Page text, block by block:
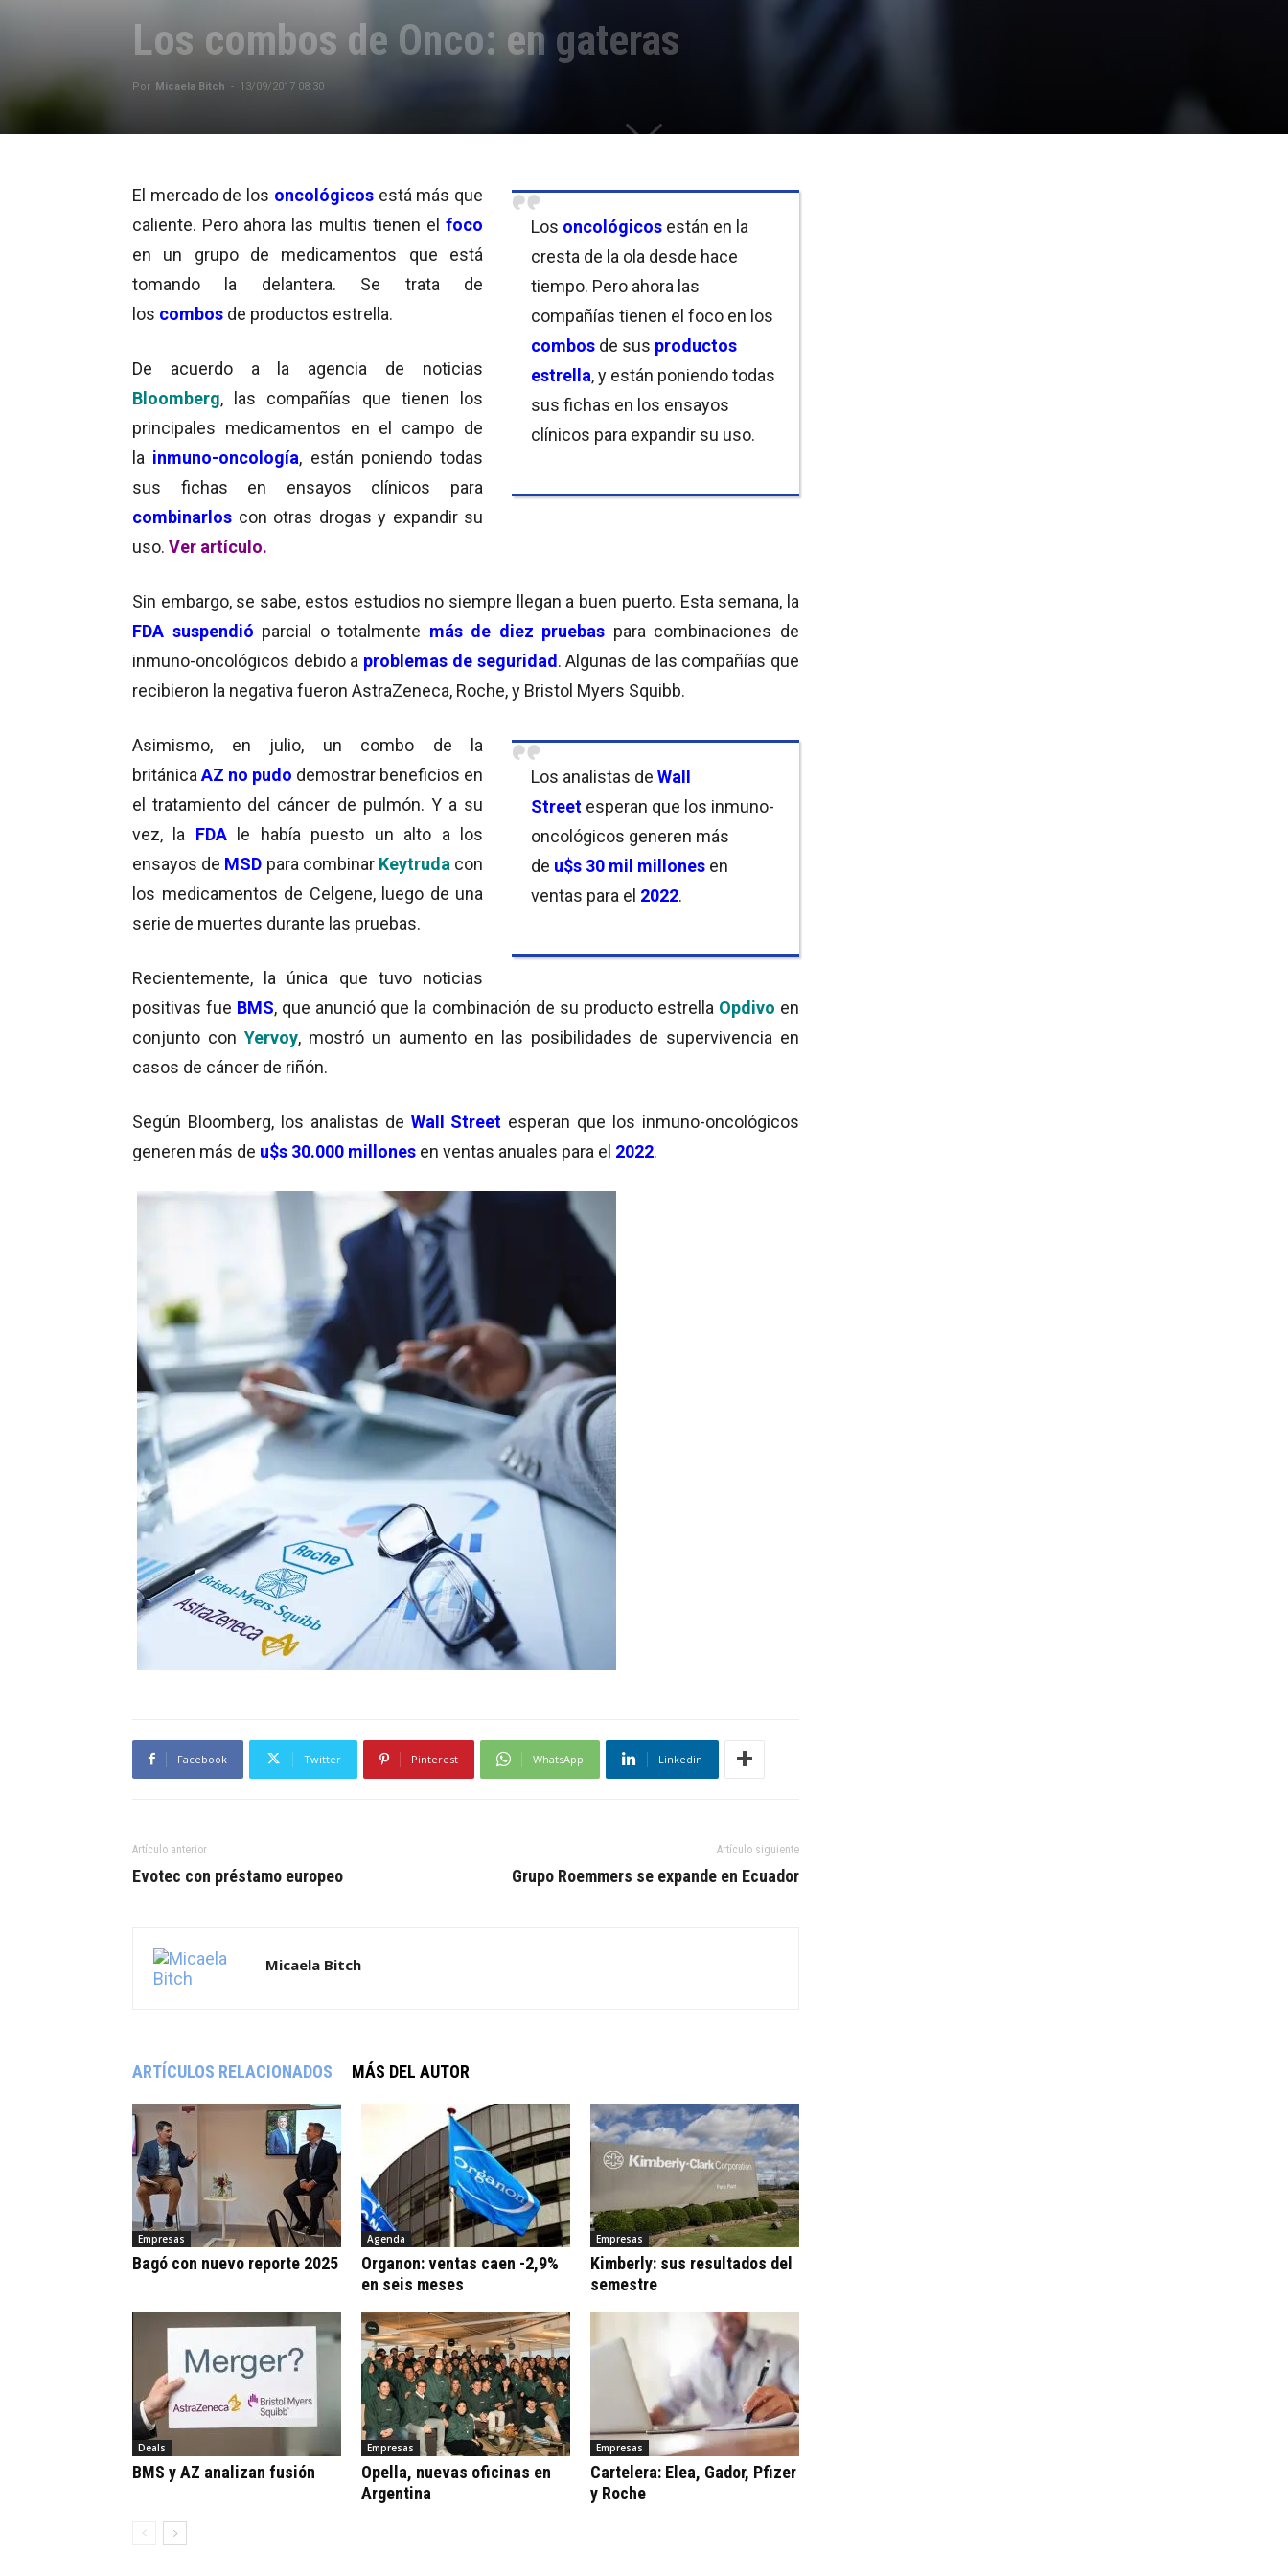
Los combos de Onco: en gateras
Por Micaela Bitch - 13/09/2017 08:30
Los oncológicos están en la
cresta de la ola desde hace
tiempo. Pero ahora las
compañías tienen el foco en los
combos de sus productos
estrella, y están poniendo todas
sus fichas en los ensayos
clínicos para expandir su uso.
El mercado de los oncológicosestá más que
caliente. Pero ahora las multis tienen el foco
en un grupo de medicamentos que está
tomando la delantera. Se trata de
los combos de productos estrella.
De acuerdo a la agencia de noticias
Bloomberg, las compañías que tienen los
principales medicamentos en el campo de
la inmuno-oncología, están poniendo todas
sus fichas en ensayos clínicos para
combinarlos con otras drogas y expandir su
uso. Ver artículo.
Sin embargo, se sabe, estos estudios no siempre llegan a buen puerto. Esta semana, la
FDA suspendió parcial o totalmente más de diez pruebas para combinaciones de
inmuno-oncológicos debido a problemas de seguridad. Algunas de las compañías que
recibieron la negativa fueron AstraZeneca, Roche, y Bristol Myers Squibb.
Los analistas de Wall
Street esperan que los inmuno-
oncológicos generen más
de u$s 30 mil millones en
ventas para el 2022.
Asimismo, en julio, un combo de la
británica AZ no pudo demostrar beneficios en
el tratamiento del cáncer de pulmón. Y a su
vez, la FDAle había puesto un alto a los
ensayos de MSD para combinar Keytruda con
los medicamentos de Celgene, luego de una
serie de muertes durante las pruebas.
Recientemente, la única que tuvo noticias
positivas fue BMS, que anunció que la combinación de su producto estrella Opdivo en
conjunto con Yervoy, mostró un aumento en las posibilidades de supervivencia en
casos de cáncer de riñón.
Según Bloomberg, los analistas de Wall Street esperan que los inmuno-oncológicos
generen más de u$s 30.000 millones en ventas anuales para el 2022.
Facebook Twitter Pinterest WhatsApp Linkedin
Artículo anterior
Evotec con préstamo europeo
Artículo siguiente
Grupo Roemmers se expande en Ecuador
Micaela Bitch
ARTÍCULOS RELACIONADOS MÁS DEL AUTOR
Empresas
Bagó con nuevo reporte 2025
Agenda
Organon: ventas caen -2,9%
en seis meses
Empresas
Kimberly: sus resultados del
semestre
Deals
BMS y AZ analizan fusión
Empresas
Opella, nuevas oficinas en
Argentina
Empresas
Cartelera: Elea, Gador, Pfizer
y Roche